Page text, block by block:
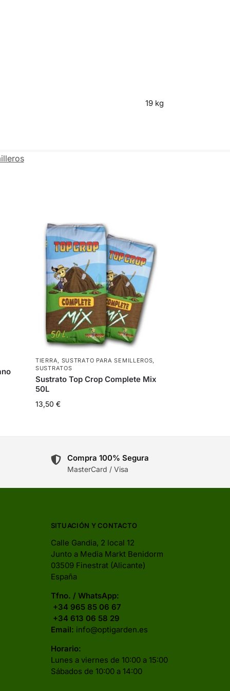
19 kg
TIERRA SUSTRATO PARA SEMILLEROS
SUSTRATOS
Sustrato Top Crop Complete Mix
50L
13,50€
Compra 100% Segura
MasterCard / Visa
SITUACIÓN Y CONTACTO
Calle Gandia, 2 local 12
Junto a Media Markt Benidorm
03509 Finestrat (Alicante)
España
Tfno. / WhatsApp:
+34 965 85 06 67
+34 613 06 58 29
Email: info@optigarden.es
Horario:
Lunes a viernes de 10:00 a 15:00
Sábados de 10:00 a 14:00